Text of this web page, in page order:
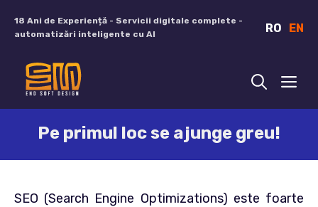
18 Ani de Experiență - Servicii digitale complete -
automatizări inteligente cu AI
RO EN
Pe primul loc se ajunge greu!
SEO (Search Engine Optimizations) este foarte